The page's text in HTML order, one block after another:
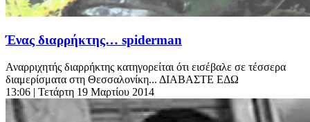
Ένας διαρρήκτης… spiderman
Αναρριχητής διαρρήκτης κατηγορείται ότι εισέβαλε σε τέσσερα
διαμερίσματα στη Θεσσαλονίκη... ΔΙΑΒΑΣΤΕ ΕΔΩ
13:06 | Τετάρτη 19 Μαρτίου 2014